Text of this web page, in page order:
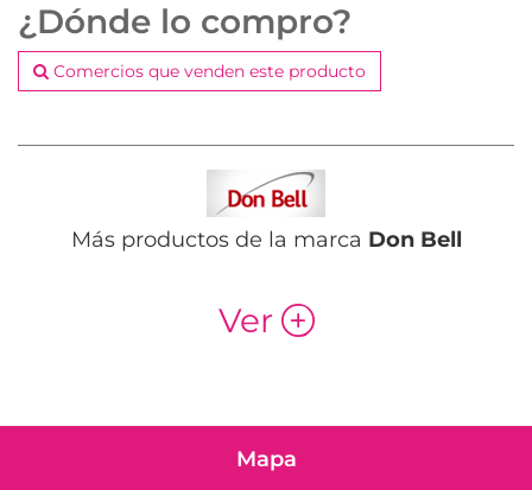
¿Dónde lo compro?
Comercios que venden este producto
Más productos de la marca Don Bell
Ver p
Mapa